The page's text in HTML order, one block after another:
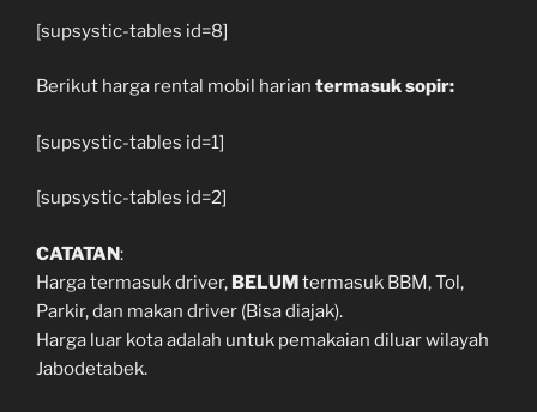
[supsystic-tables id=8]
Berikut harga rental mobil harian termasuk sopir:
[supsystic-tables id=1]
[supsystic-tables id=2]
CATATAN:
Harga termasuk driver, BELUMtermasuk BBM, Tol,
Parkir, dan makan driver (Bisa diajak).
Harga luar kota adalah untuk pemakaian diluar wilayah
Jabodetabek.